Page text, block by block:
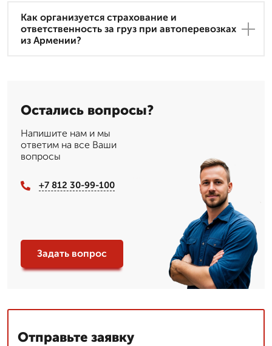
Как организуется страхование и
ответственность за груз при автоперевозках
из Армении?
Остались вопросы?
Напишите нам и мы
ответим на все Ваши
вопросы
+7 812 30-99-100
Задать вопрос
Отправьте заявку